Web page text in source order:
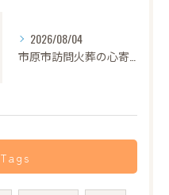
2026/08/04
Tags